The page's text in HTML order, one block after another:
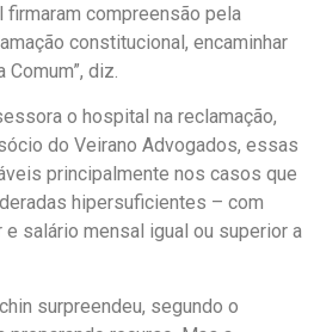
firmaram compreensão pela
constitucional, encaminhar
diz.
o hospital na reclamação,
do Veirano Advogados, essas
principalmente nos casos que
hipersuficientes – com
salário mensal igual ou superior a
surpreendeu, segundo o